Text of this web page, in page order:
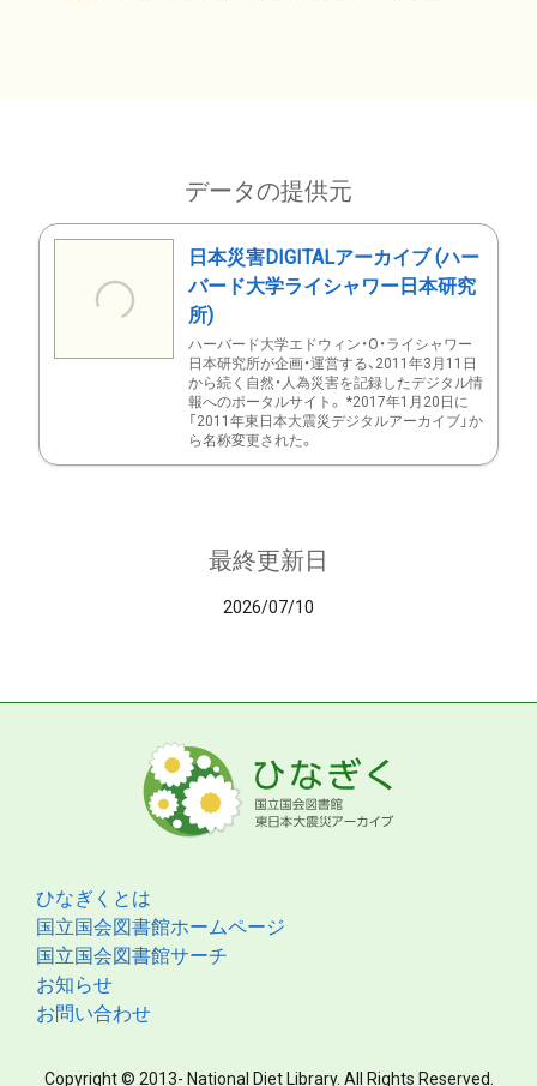
データの提供元
日本災害DIGITALアーカイブ (ハー
バード大学ライシャワー日本研究
所)
ハーバード大学エドウィン・O・ライシャワー
日本研究所が企画・運営する、2011年3月11日
から続く自然・人為災害を記録したデジタル情
報へのポータルサイト。 *2017年1月20日に
「2011年東日本大震災デジタルアーカイブ」か
ら名称変更された。
最終更新日
2026/07/10
ひなぎくとは
国立国会図書館ホームページ
国立国会図書館サーチ
お知らせ
お問い合わせ
Copyright © 2013- National Diet Library. All Rights Reserved.